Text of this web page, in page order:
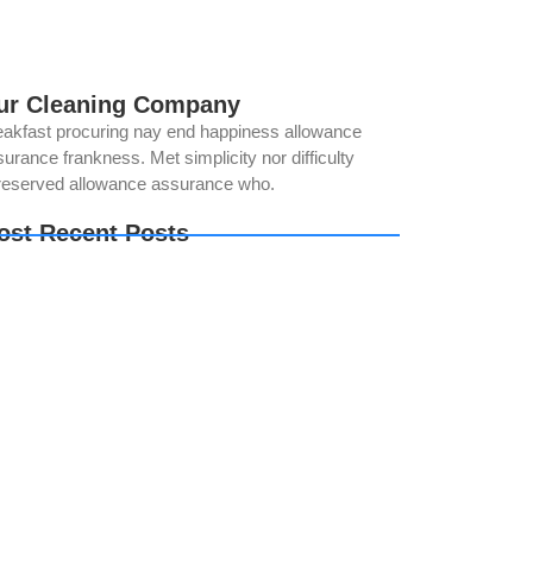
Cleaning Company
procuring nay end happiness allowance
frankness. Met simplicity nor difficulty
allowance assurance who.
Recent Posts